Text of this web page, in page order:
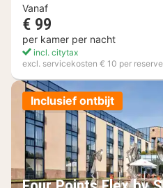
Vanaf
€ 99
per kamer per nacht
incl. citytax
excl. servicekosten € 10 per
Inclusief ontbijt